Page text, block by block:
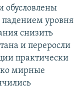
обусловлены
уровня
снизить
и переросли
практически
мирные